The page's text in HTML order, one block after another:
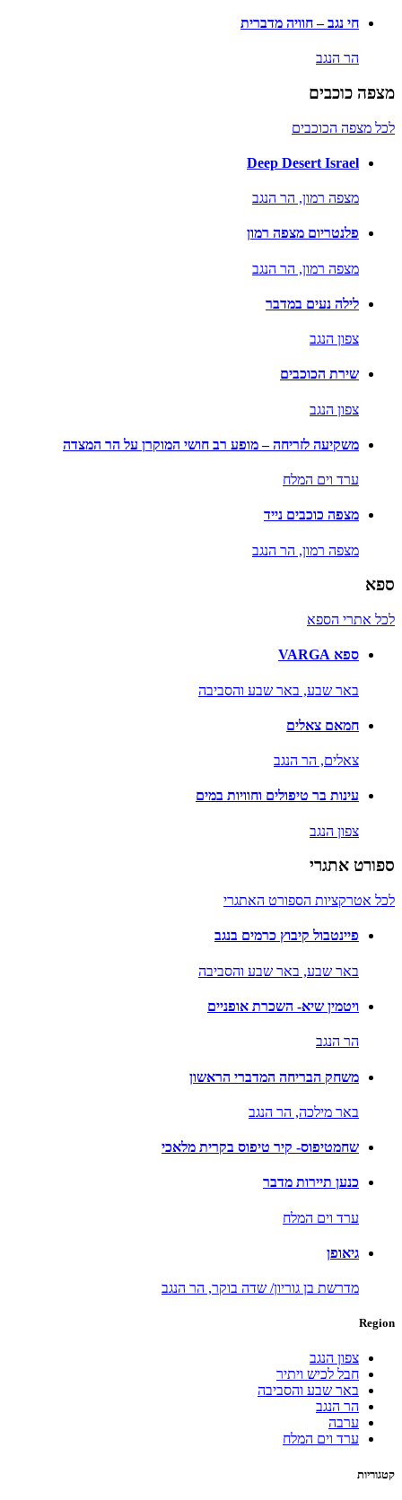
חי נגב – חוויה מדברית
הר הנגב
מצפה כוכבים
לכל מצפה הכוכבים
Deep Desert Israel
מצפה רמון, הר הנגב
פלנטריום מצפה רמון
מצפה רמון, הר הנגב
לילה נעים במדבר
צפון הנגב
שירת הכוכבים
צפון הנגב
משקיעה לזריחה – מופע רב חושי המוקרן על הר המצדה
ערד וים המלח
מצפה כוכבים נייד
מצפה רמון, הר הנגב
ספא
לכל אתרי הספא
ספא VARGA
באר שבע, באר שבע והסביבה
חמאם צאלים
צאלים, הר הנגב
עינות בר טיפולים וחוויות במים
צפון הנגב
ספורט אתגרי
לכל אטרקציות הספורט האתגרי
פיינטבול קיבוץ כרמים בנגב
באר שבע, באר שבע והסביבה
ויטמין שיא- השכרת אופניים
הר הנגב
משחק הבריחה המדברי הראשון
באר מילכה, הר הנגב
שחמטיפוס- קיר טיפוס בקרית מלאכי
כנען תיירות מדבר
ערד וים המלח
גיאופן
מדרשת בן גוריון/ שדה בוקר, הר הנגב
Region
צפון הנגב
חבל לכיש ויתיר
באר שבע והסביבה
הר הנגב
ערבה
ערד וים המלח
קטגוריות